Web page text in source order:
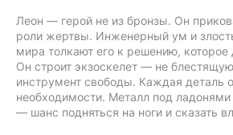
Леон — герой не из бронзы. Он
роли жертвы. Инженерный ум и
мира толкают его к решению, которое
Он строит экзоскелет — не
инструмент свободы. Каждая деталь
необходимости. Металл под
— шанс подняться на ноги и сказать